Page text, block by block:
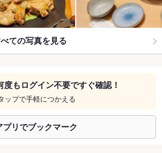
ての写真を見る
度もログイン不要ですぐ確認！
ップで手軽につかえる
プリでブックマーク